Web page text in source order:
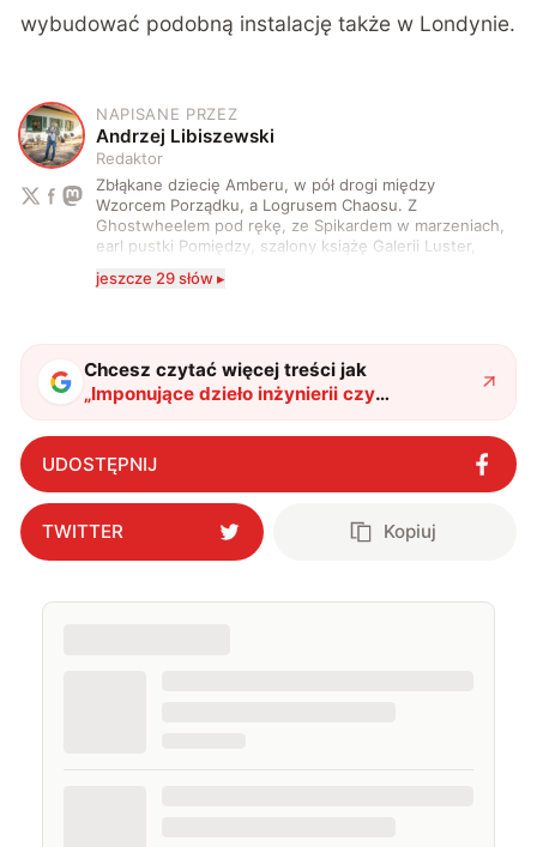
wybudować podobną instalację także w Londynie.
A
NAPISANE PRZEZ
Andrzej Libiszewski
Redaktor
Zbłąkane dziecię Amberu, w pół drogi między
Wzorcem Porządku, a Logrusem Chaosu. Z
Ghostwheelem pod rękę, ze Spikardem w marzeniach,
earl pustki Pomiędzy, szalony książę Galerii Luster,
serio? Pisaniem o szeroko pojętej technice o zajmuję
i gram w gry :)
jeszcze 29 słów ▸
Chcesz czytać więcej treści jak
„Imponujące dzieło inżynierii czy
największy baner reklamowy świata? Sfera
budzi wiele kontrowersji"?
UDOSTĘPNIJ
TWITTER Kopiuj